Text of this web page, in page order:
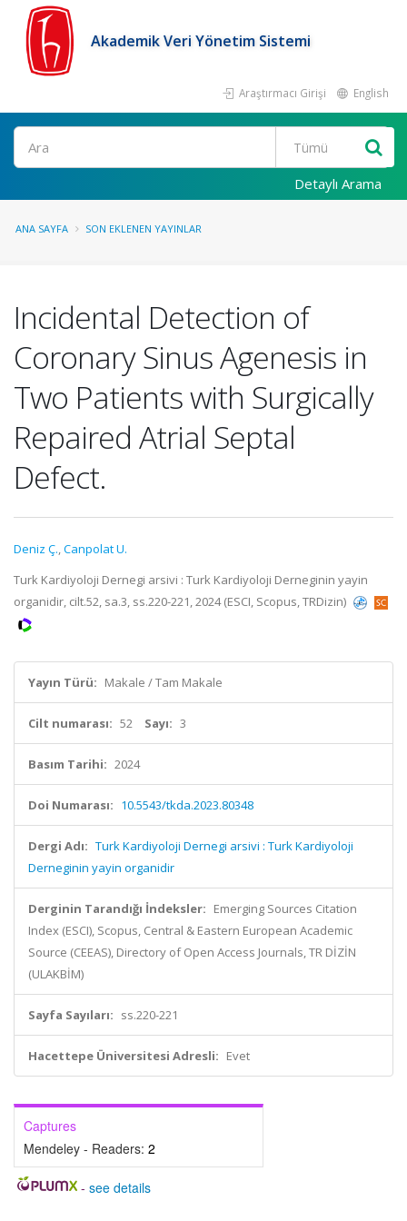
Akademik Veri Yönetim Sistemi
Araştırmacı Girişi English
Ara
Detaylı Arama
ANA SAYFA SON EKLENEN YAYINLAR
Incidental Detection of
Coronary Sinus Agenesis in
Two Patients with Surgically
Repaired Atrial Septal
Defect.
Deniz Ç.,Canpolat U.
Turk Kardiyoloji Dernegi arsivi : Turk Kardiyoloji Derneginin yayin
organidir, cilt.52, sa.3, ss.220-221, 2024 (ESCI, Scopus, TRDizin)
Yayın Türü: Makale / Tam Makale
Cilt numarası: 52 Sayı: 3
Basım Tarihi: 2024
Doi Numarası: 10.5543/tkda.2023.80348
Dergi Adı: Turk Kardiyoloji Dernegi arsivi : Turk Kardiyoloji
Derneginin yayin organidir
Derginin Tarandığı İndeksler: Emerging Sources Citation
Index (ESCI), Scopus, Central & Eastern European Academic
Source (CEEAS), Directory of Open Access Journals, TR DİZİN
(ULAKBİM)
Sayfa Sayıları: ss.220-221
Hacettepe Üniversitesi Adresli: Evet
Captures
Mendeley - Readers: 2
- see details